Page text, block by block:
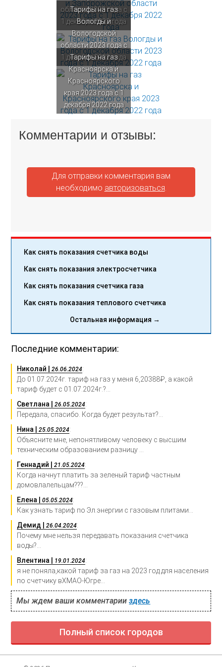
области 2023 года с
1 декабря 2022 года
Тарифы на газ
Вологды и
Вологодской
области 2023 года с
1 декабря 2022 года
Тарифы на газ
Красноярска и
Красноярского
края 2023 года с 1
декабря 2022 года
Комментарии и отзывы:
Для отправки комментария вам
необходимо авторизоваться.
Как снять показания счетчика воды
Как снять показания электросчетчика
Как снять показания счетчика газа
Как снять показания теплового счетчика
Остальная информация →
Последние комментарии:
Николай |26.06.2024:
До 01.07.2024г. тариф на газ у меня 6,20388₽, а какой
тариф будет с 01.07.2024г.?...
Светлана |26.05.2024:
Передала, спасибо. Когда будет результат?...
Нина |25.05.2024:
Объясните мне, непонятливому человеку с высшим
техническим образованием разницу ...
Геннадий |21.05.2024:
Когда начнут платить за зеленый тариф частным
домовлалельцам???...
Елена |05.05.2024:
Как узнать тариф по Эл.энергии с газовым плитами...
Демид |26.04.2024:
Почему мне нельзя передавать показания счетчика
воды?...
Влентина |
19.01.2024:
я не поняла,какой тариф за газ на 2023 год для населения
по счетчику вХМАО-Югре...
Мы ждем ваши комментарииздесь
Полный список городов